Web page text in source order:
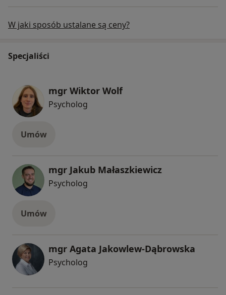
W jaki sposób ustalane są ceny?
Specjaliści
mgr Wiktor Wolf
Psycholog
Umów
mgr Jakub Małaszkiewicz
Psycholog
Umów
mgr Agata Jakowlew-Dąbrowska
Psycholog